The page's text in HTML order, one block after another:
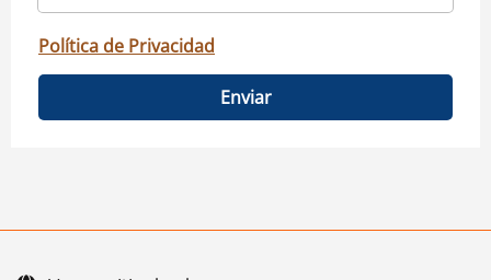
Política de Privacidad
Enviar